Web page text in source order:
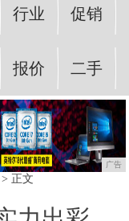
行业 促销
报价 二手
广告
正文